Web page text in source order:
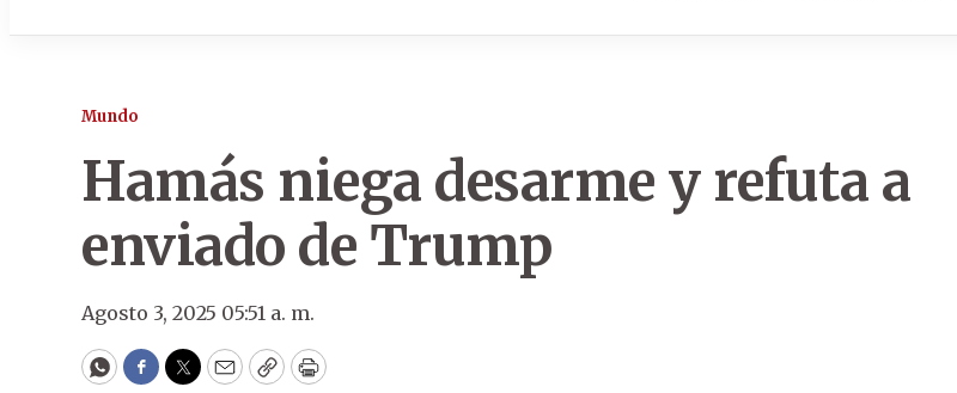
Mundo
Hamás niega desarme y refuta a
enviado de Trump
Agosto 3, 2025 05:51 a. m.
WhatsApp
Facebook
Twitter
EmailCopyPrint